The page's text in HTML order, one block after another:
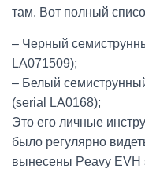
там. Вот полный
– Черный
LA071509);
– Белый
(serial LA0168);
Это его личные
было регулярно
вынесены Peavy EVH